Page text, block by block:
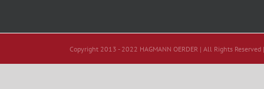
Copyright 2013 - 2022 HAGMANN OERDER | All Rights Reserved |